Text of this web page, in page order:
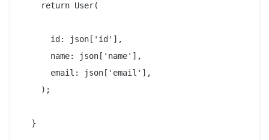
    return User(
      id: json['id'],
      name: json['name'],
      email: json['email'],
    );
  }